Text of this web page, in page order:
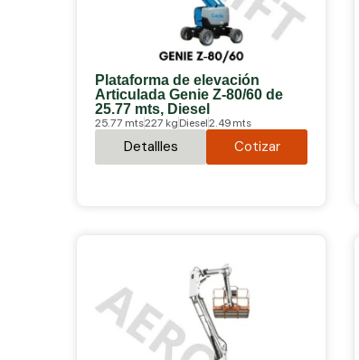
Plataforma de elevación
Articulada Genie Z-80/60 de
25.77 mts, Diesel
25.77 mts227 kg Diesel2.49 mts
Detallles Cotizar